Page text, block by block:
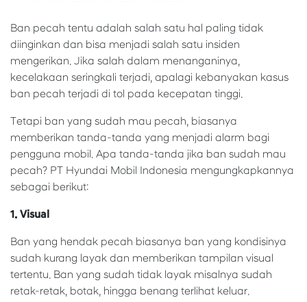
Ban pecah tentu adalah salah satu hal paling tidak
diinginkan dan bisa menjadi salah satu insiden
mengerikan. Jika salah dalam menanganinya,
kecelakaan seringkali terjadi, apalagi kebanyakan kasus
ban pecah terjadi di tol pada kecepatan tinggi.
Tetapi ban yang sudah mau pecah, biasanya
memberikan tanda-tanda yang menjadi alarm bagi
pengguna mobil. Apa tanda-tanda jika ban sudah mau
pecah? PT Hyundai Mobil Indonesia mengungkapkannya
sebagai berikut:
1. Visual
Ban yang hendak pecah biasanya ban yang kondisinya
sudah kurang layak dan memberikan tampilan visual
tertentu. Ban yang sudah tidak layak misalnya sudah
retak-retak, botak, hingga benang terlihat keluar.